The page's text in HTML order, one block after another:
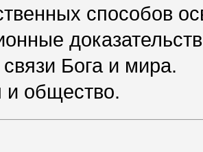
способов
Бога и мира.
и общество.